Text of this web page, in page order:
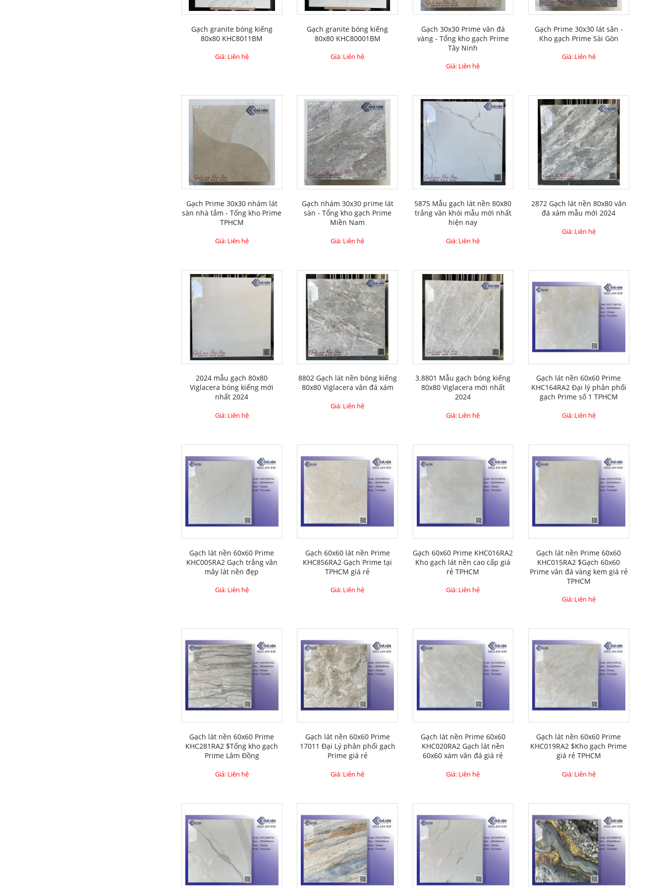
Gạch granite bóng kiếng
80x80 KHC8011BM
Giá: Liên hệ
Gạch granite bóng kiếng
80x80 KHC80001BM
Giá: Liên hệ
Gạch 30x30 Prime vân đá
vàng - Tổng kho gạch Prime
Tây Ninh
Giá: Liên hệ
Gạch Prime 30x30 lát sân -
Kho gạch Prime Sài Gòn
Giá: Liên hệ
Gạch Prime 30x30 nhám lát
sàn nhà tắm - Tổng kho Prime
TPHCM
Giá: Liên hệ
Gạch nhám 30x30 prime lát
sàn - Tổng kho gạch Prime
Miền Nam
Giá: Liên hệ
5875 Mẫu gạch lát nền 80x80
trắng vân khói mẫu mới nhất
hiện nay
Giá: Liên hệ
2872 Gạch lát nền 80x80 vân
đá xám mẫu mới 2024
Giá: Liên hệ
2024 mẫu gạch 80x80
Viglacera bóng kiếng mới
nhất 2024
Giá: Liên hệ
8802 Gạch lát nền bóng kiếng
80x80 Viglacera vân đá xám
Giá: Liên hệ
3.8801 Mẫu gạch bóng kiếng
80x80 Viglacera mới nhất
2024
Giá: Liên hệ
Gạch lát nền 60x60 Prime
KHC164RA2 Đại lý phân phối
gạch Prime số 1 TPHCM
Giá: Liên hệ
Gạch lát nền 60x60 Prime
KHC005RA2 Gạch trắng vân
mây lát nền đẹp
Giá: Liên hệ
Gạch 60x60 lát nền Prime
KHC856RA2 Gạch Prime tại
TPHCM giá rẻ
Giá: Liên hệ
Gạch 60x60 Prime KHC016RA2
Kho gạch lát nền cao cấp giá
rẻ TPHCM
Giá: Liên hệ
Gạch lát nền Prime 60x60
KHC015RA2 $Gạch 60x60
Prime vân đá vàng kem giá rẻ
TPHCM
Giá: Liên hệ
Gạch lát nền 60x60 Prime
KHC281RA2 $Tổng kho gạch
Prime Lâm Đồng
Giá: Liên hệ
Gạch lát nền 60x60 Prime
17011 Đại Lý phân phối gạch
Prime giá rẻ
Giá: Liên hệ
Gạch lát nền Prime 60x60
KHC020RA2 Gạch lát nền
60x60 xám vân đá giá rẻ
Giá: Liên hệ
Gạch lát nền 60x60 Prime
KHC019RA2 $Kho gạch Prime
giá rẻ TPHCM
Giá: Liên hệ